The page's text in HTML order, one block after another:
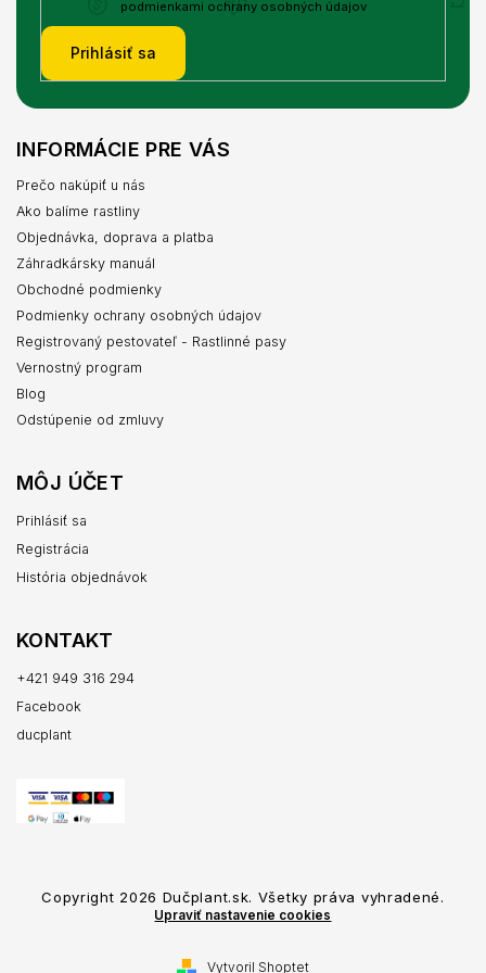
podmienkami ochrany osobných údajov
Prihlásiť sa
INFORMÁCIE PRE VÁS
Prečo nakúpiť u nás
Ako balíme rastliny
Objednávka, doprava a platba
Záhradkársky manuál
Obchodné podmienky
Podmienky ochrany osobných údajov
Registrovaný pestovateľ - Rastlinné pasy
Vernostný program
Blog
Odstúpenie od zmluvy
MÔJ ÚČET
Prihlásiť sa
Registrácia
História objednávok
KONTAKT
+421 949 316 294
Facebook
ducplant
Vytvoril Shoptet
Copyright 2026 Dučplant.sk. Všetky práva vyhradené.
Upraviť nastavenie cookies